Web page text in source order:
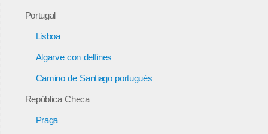
Portugal
Lisboa
Algarve con delfines
Camino de Santiago portugués
República Checa
Praga